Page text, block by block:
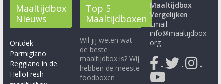
Maaltijdbox
Nieuws
Ontdek
Parmigiano
Reggiano in de
HelloFresh
Top 5
Maaltijdboxen
Wil jij weten wat
de beste
maaltijdbox is? Wij
hebben de meeste
foodboxen
Maaltijdbox
Vergelijken
Email:
info@maaltijdbox.
org
- - -